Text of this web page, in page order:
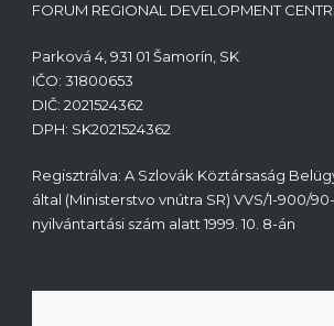
FORUM REGIONAL DEVELOPMENT
Parková 4, 931 01 Šamorín, SK
IČO: 31800653
DIČ: 2021524362
DPH: SK2021524362
Regisztrálva: A Szlovák Köztársaság
által (Ministerstvo vnútra SR) VVS/1-900/
nyilvántartási szám alatt 1999. 10. 8-án